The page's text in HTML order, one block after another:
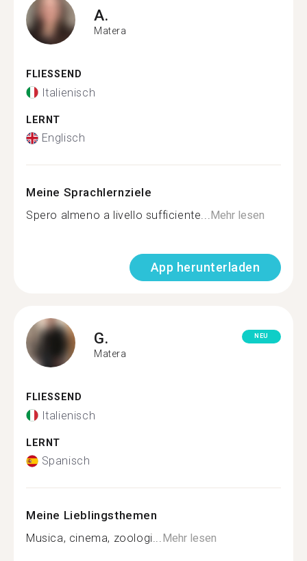
A.
Matera
FLIESSEND
Italienisch
LERNT
Englisch
Meine Sprachlernziele
Spero almeno a livello sufficiente...Mehr lesen
App herunterladen
G.
Matera
NEU
FLIESSEND
Italienisch
LERNT
Spanisch
Meine Lieblingsthemen
Musica, cinema, zoologi...Mehr lesen